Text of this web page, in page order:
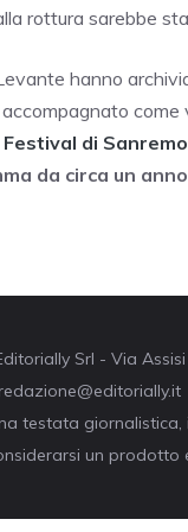
rottura sarebbe
hanno
accompagnato
Festival di Sanremo
da circa un
Srl - Via
testata
un prodotto